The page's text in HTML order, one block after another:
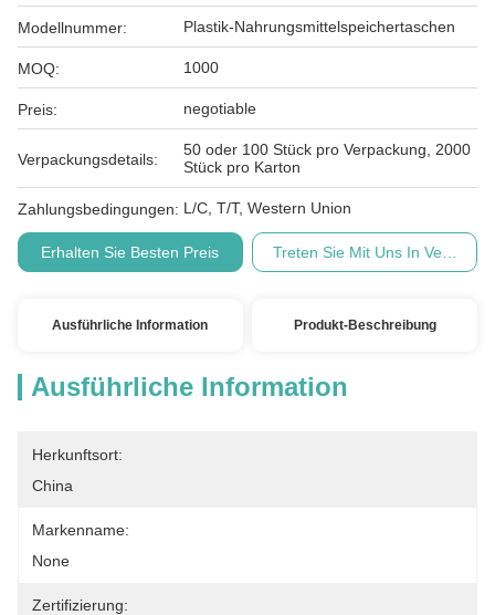
Modellnummer: Plastik-Nahrungsmittelspeichertaschen
MOQ: 1000
Preis: negotiable
Verpackungsdetails:
50 oder 100 Stück pro Verpackung, 2000
Stück pro Karton
Zahlungsbedingungen: L/C, T/T, Western Union
Erhalten Sie Besten Preis Treten Sie Mit Uns In
Ausführliche Information Produkt-Beschreibung
Ausführliche Information
Herkunftsort:
China
Markenname:
None
Zertifizierung: